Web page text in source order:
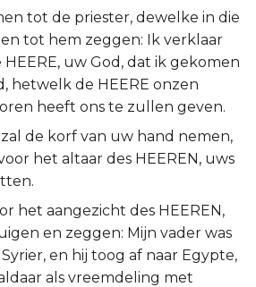
tot de priester, dewelke in die
tot hem zeggen: Ik verklaar
uw God, dat ik gekomen
hetwelk de HEERE onzen
heeft ons te zullen geven.
de korf van uw hand nemen,
het altaar des HEEREN, uws
het aangezicht des HEEREN,
en zeggen: Mijn vader was
en hij toog af naar Egypte,
als vreemdeling met